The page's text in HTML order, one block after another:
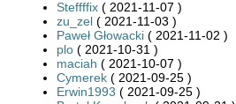
Steffffix ( 2021-11-07 )
zu_zel ( 2021-11-03 )
Paweł Głowacki ( 2021-11-02 )
plo ( 2021-10-31 )
maciah ( 2021-10-07 )
Cymerek ( 2021-09-25 )
Erwin1993 ( 2021-09-25 )